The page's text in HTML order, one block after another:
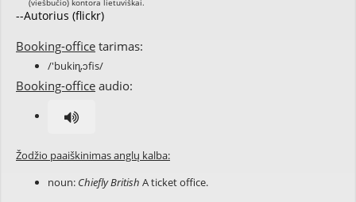
--Autorius (flickr)
Booking-office tarimas:
/'bukiɳ,ɔfis/
Booking-office audio:
Žodžio paaiškinimas anglų kalba:
noun: Chiefly British A ticket office.